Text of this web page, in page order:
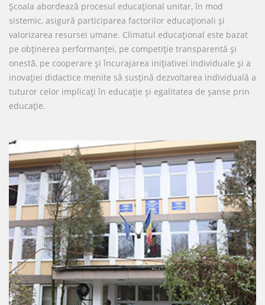
Şcoala abordează procesul educaţional unitar, în mod
sistemic, asigură participarea factorilor educaţionali şi
valorizarea resursei umane. Climatul educaţional este bazat
pe obţinerea performanţei, pe competiţie transparentă şi
onestă, pe cooperare şi încurajarea iniţiativei individuale şi a
inovaţiei didactice menite să susţină dezvoltarea individuală a
tuturor celor implicaţi în educaţie şi egalitatea de șanse prin
educaţie.